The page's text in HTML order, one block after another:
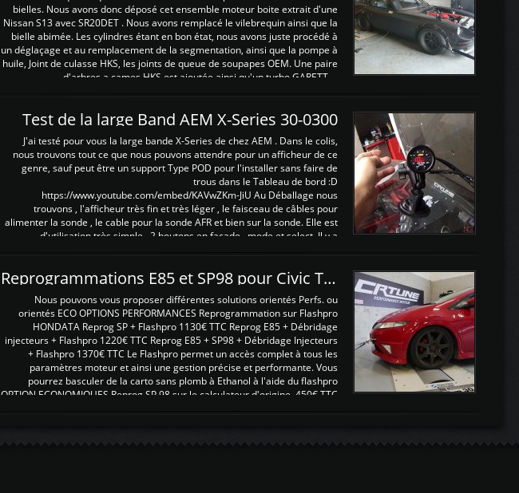
bielles. Nous avons donc déposé cet ensemble moteur boite extrait d'une
Nissan S13 avec SR20DET . Nous avons remplacé le vilebrequin ainsi que la
bielle abimée. Les cylindres étant en bon état, nous avons juste procédé à
un déglaçage et au remplacement de la segmentation, ainsi que la pompe à
huile, Joint de culasse HKS, les joints de queue de soupapes OEM. Une paire
d'arbres a cames HKS est ajoutée ainsi qu'un turbo GARETT ...
Test de la large Band AEM X-Series 30-0300
J'ai testé pour vous la large bande X-Series de chez AEM . Dans le colis,
nous trouvons tout ce que nous pouvons attendre pour un afficheur de ce
genre, sauf peut être un support Type POD pour l'installer sans faire de
trous dans le Tableau de bord :D
https://www.youtube.com/embed/KAVwZKm-JiU Au Déballage nous
trouvons , l'afficheur très fin et très léger , le faisceau de câbles pour
alimenter la sonde , le cable pour la sonde AFR et bien sur la sonde. Elle est
d'utilisation très simple , 2 boutons en façade , mode et select. Il y a
Reprogrammations E85 et SP98 pour Civic Type R FN2
Nous pouvons vous proposer différentes solutions orientés Perfs. ou
orientés ECO OPTIONS PERFORMANCES Reprogrammation sur Flashpro
HONDATA Reprog SP + Flashpro 1130€ TTC Reprog E85 + Débridage
injecteurs + Flashpro 1220€ TTC Reprog E85 + SP98 + Débridage Injecteurs
+ Flashpro 1370€ TTC Le Flashpro permet un accès complet à tous les
paramètres moteur et ainsi une gestion précise et performante. Vous
pourrez basculer de la carto sans plomb à Ethanol à l'aide du flashpro
OPTION ECONOMIQUES Reprog SP 98 sur le calculateur d'origine 450€ TTC